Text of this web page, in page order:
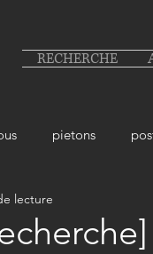
RECHERCHE
pietons
lecture